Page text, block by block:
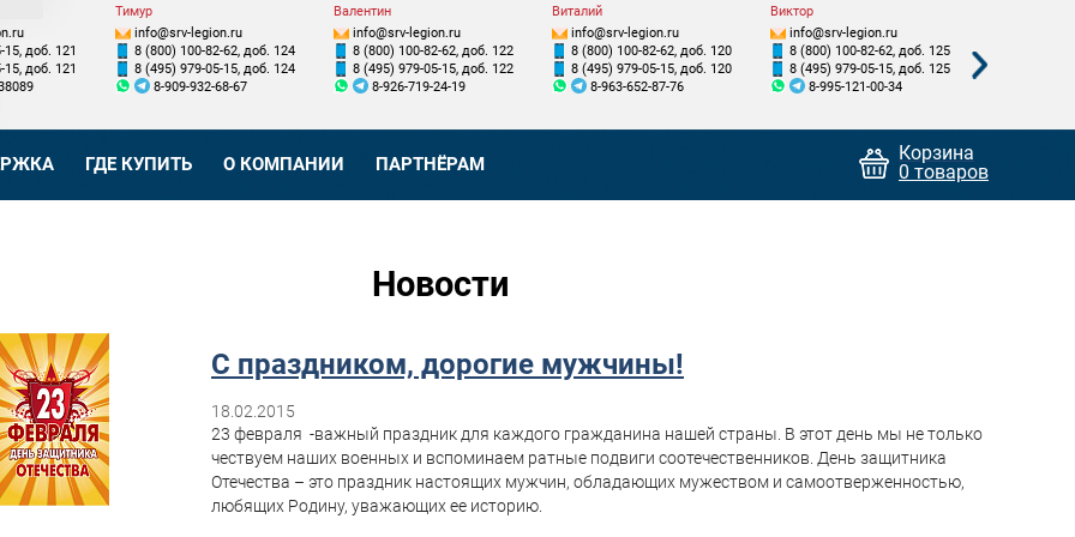
доб. 121
доб. 121
Тимур
info@srv-legion.ru
8 (800) 100-82-62, доб. 124
8 (495) 979-05-15, доб. 124
8-909-932-68-67
Валентин
info@srv-legion.ru
8 (800) 100-82-62, доб. 122
8 (495) 979-05-15, доб. 122
8-926-719-24-19
Виталий
info@srv-legion.ru
8 (800) 100-82-62, доб. 120
8 (495) 979-05-15, доб. 120
8-963-652-87-76
Виктор
info@srv-legion.ru
8 (800) 100-82-62, доб. 125
8 (495) 979-05-15, доб. 125
8-995-121-00-34
ГДЕ КУПИТЬ О КОМПАНИИ ПАРТНЁРАМ
Корзина
0 товаров
Новости
С праздником, дорогие мужчины!
18.02.2015
23 февраля -важный праздник для каждого гражданина нашей страны. В этот день мы не только
чествуем наших военных и вспоминаем ратные подвиги соотечественников. День защитника
Отечества – это праздник настоящих мужчин, обладающих мужеством и самоотверженностью,
любящих Родину, уважающих ее историю.